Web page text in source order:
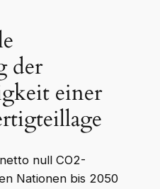
der
einer
null CO2-
Nationen bis 2050